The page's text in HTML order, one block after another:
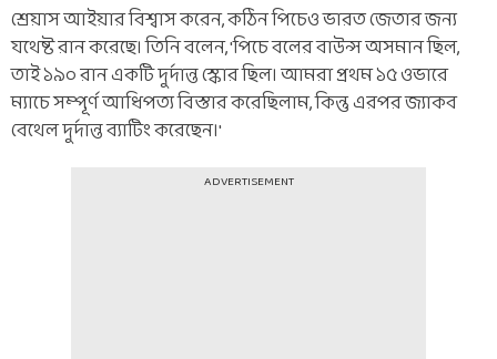
শ্রেয়াস আইয়ার বিশ্বাস করেন, কঠিন পিচেও ভারত জেতার জন্য
যথেষ্ট রান করেছে। তিনি বলেন, 'পিচে বলের বাউন্স অসমান ছিল,
তাই ১৯০ রান একটি দুর্দান্ত স্কোর ছিল। আমরা প্রথম ১৫ ওভারে
ম্যাচে সম্পূর্ণ আধিপত্য বিস্তার করেছিলাম, কিন্তু এরপর জ্যাকব
বেথেল দুর্দান্ত ব্যাটিং করেছেন।'
ADVERTISEMENT